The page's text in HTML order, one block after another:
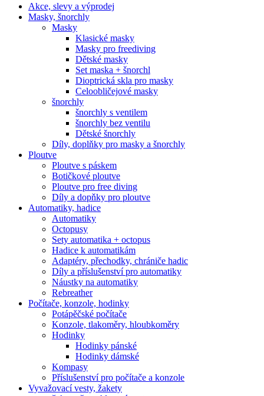
Akce, slevy a výprodej
Masky, šnorchly
Masky
Klasické masky
Masky pro freediving
Dětské masky
Set maska + šnorchl
Dioptrická skla pro masky
Celoobličejové masky
šnorchly
šnorchly s ventilem
šnorchly bez ventilu
Dětské šnorchly
Díly, doplňky pro masky a šnorchly
Ploutve
Ploutve s páskem
Botičkové ploutve
Ploutve pro free diving
Díly a dopňky pro ploutve
Automatiky, hadice
Automatiky
Octopusy
Sety automatika + octopus
Hadice k automatikám
Adaptéry, přechodky, chrániče hadic
Díly a příslušenství pro automatiky
Náustky na automatiky
Rebreather
Počítače, konzole, hodinky
Potápěčské počítače
Konzole, tlakoměry, hloubkoměry
Hodinky
Hodinky pánské
Hodinky dámské
Kompasy
Příslušenství pro počítače a konzole
Vyvažovací vesty, žakety